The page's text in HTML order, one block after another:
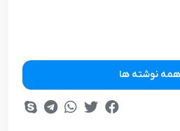
همه نوشته ها